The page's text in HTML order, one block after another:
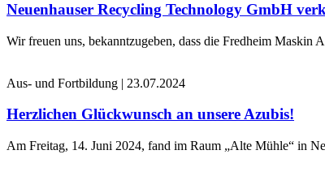
Neuenhauser Recycling Technology GmbH
Wir freuen uns, bekanntzugeben, dass die Fredheim Maskin
Aus- und Fortbildung | 23.07.2024
Herzlichen Glückwunsch an unsere Azubis!
Am Freitag, 14. Juni 2024, fand im Raum „Alte Mühle“ in